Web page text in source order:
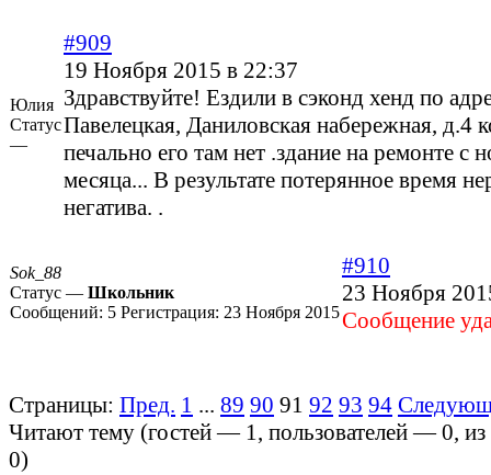
Юлия
Статус
—
#909
19 Ноября 2015 в 22:37
Здравствуйте! Ездили в сэконд хенд по
Павелецкая, Даниловская набережная, д.4
печально его там нет .здание на ремонте с
месяца... В результате потерянное время
негатива. .
Sok_88
Статус — Школьник
Сообщений: 5 Регистрация: 23 Ноября 2015
#910
23 Ноября
Cообщение
Страницы: Пред. 1 ... 89 90 91 92 93 94
Читают тему (гостей — 1, пользователей —0,
0)